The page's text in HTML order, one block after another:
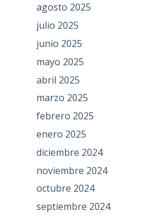
agosto 2025
julio 2025
junio 2025
mayo 2025
abril 2025
marzo 2025
febrero 2025
enero 2025
diciembre 2024
noviembre 2024
octubre 2024
septiembre 2024